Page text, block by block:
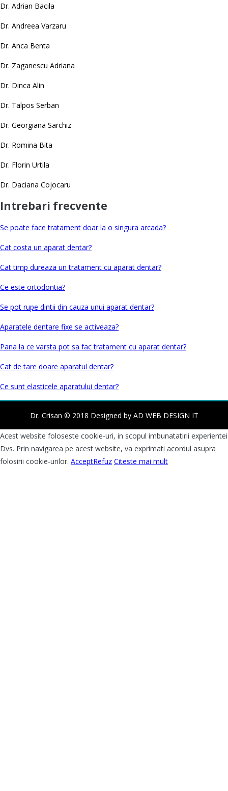
Dr. Adrian Bacila
Dr. Andreea Varzaru
Dr. Anca Benta
Dr. Zaganescu Adriana
Dr. Dinca Alin
Dr. Talpos Serban
Dr. Georgiana Sarchiz
Dr. Romina Bita
Dr. Florin Urtila
Dr. Daciana Cojocaru
Intrebari frecvente
Se poate face tratament doar la o singura arcada?
Cat costa un aparat dentar?
Cat timp dureaza un tratament cu aparat dentar?
Ce este ortodontia?
Se pot rupe dintii din cauza unui aparat dentar?
Aparatele dentare fixe se activeaza?
Pana la ce varsta pot sa fac tratament cu aparat dentar?
Cat de tare doare aparatul dentar?
Ce sunt elasticele aparatului dentar?
Dr. Crisan © 2018 Designed by AD WEB DESIGN IT
Acest website foloseste cookie-uri, in scopul imbunatatirii experientei
Dvs. Prin navigarea pe acest website, va exprimati acordul asupra
folosirii cookie-urilor. AcceptRefuz Citeste mai mult